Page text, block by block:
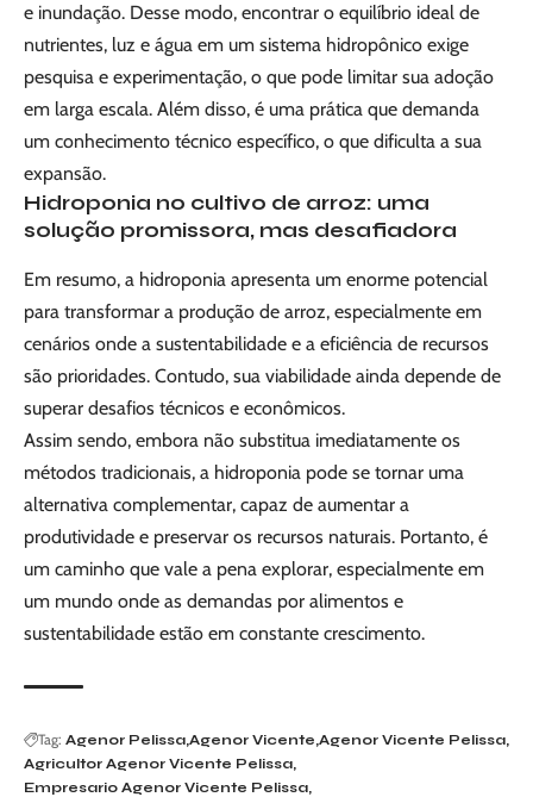
e inundação. Desse modo, encontrar o equilíbrio ideal de
nutrientes, luz e água em um sistema hidropônico exige
pesquisa e experimentação, o que pode limitar sua adoção
em larga escala. Além disso, é uma prática que demanda
um conhecimento técnico específico, o que dificulta a sua
expansão.
Hidroponia no cultivo de arroz: uma
solução promissora, mas desafiadora
Em resumo, a hidroponia apresenta um enorme potencial
para transformar a produção de arroz, especialmente em
cenários onde a sustentabilidade e a eficiência de recursos
são prioridades. Contudo, sua viabilidade ainda depende de
superar desafios técnicos e econômicos.
Assim sendo, embora não substitua imediatamente os
métodos tradicionais, a hidroponia pode se tornar uma
alternativa complementar, capaz de aumentar a
produtividade e preservar os recursos naturais. Portanto, é
um caminho que vale a pena explorar, especialmente em
um mundo onde as demandas por alimentos e
sustentabilidade estão em constante crescimento.
Tag: Agenor Pelissa Agenor Vicente Agenor Vicente Pelissa
Agricultor Agenor Vicente Pelissa
Empresario Agenor Vicente Pelissa